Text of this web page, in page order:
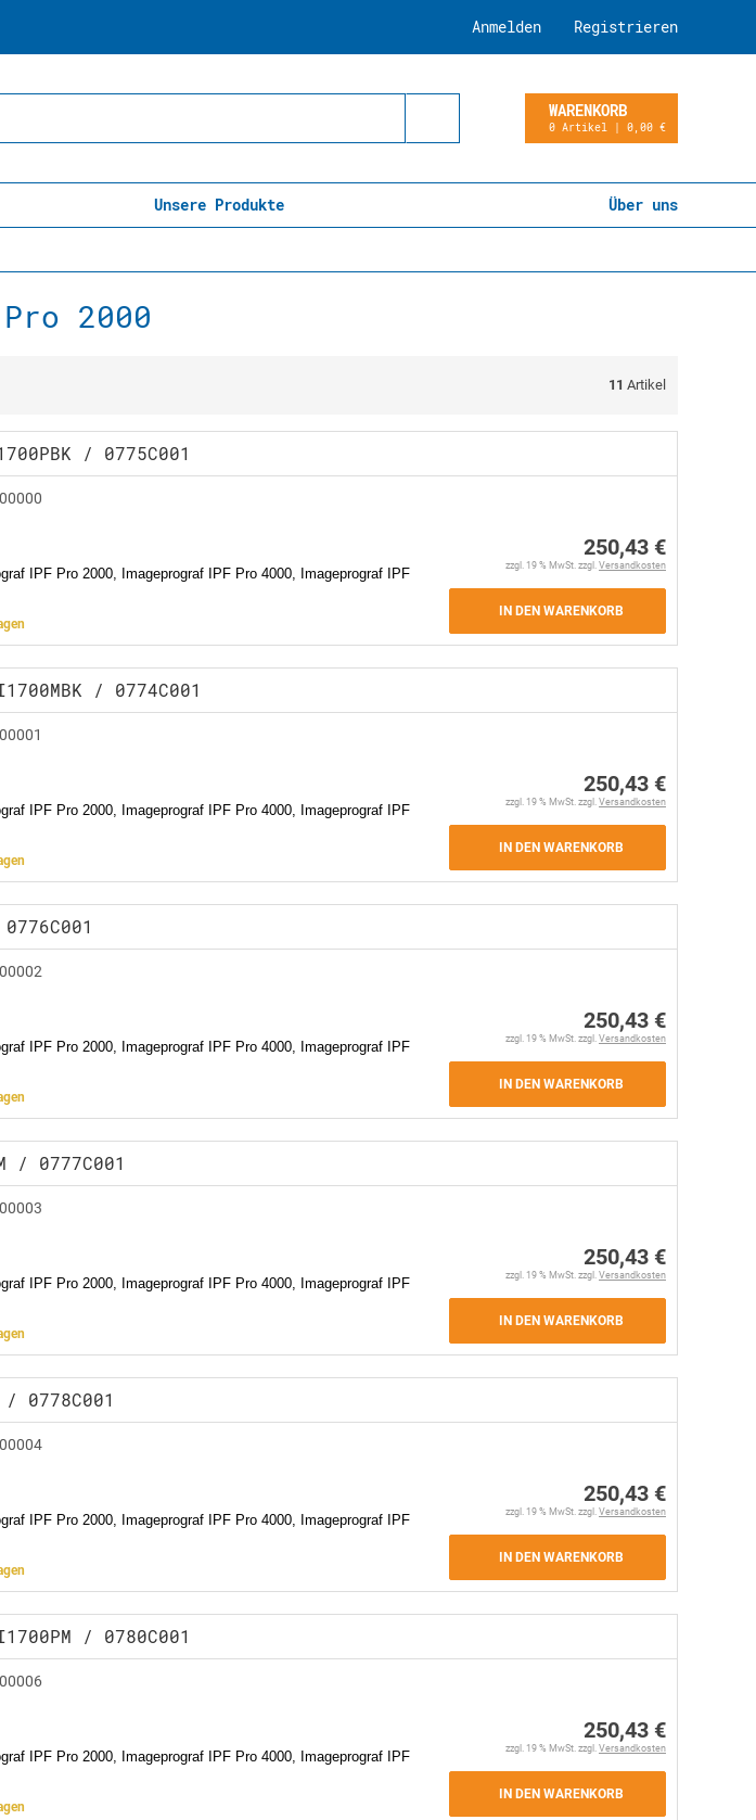
Registrieren
Anmelden
WARENKORB
0 Artikel | 0,00 €
Unsere Produkte Über uns
Pro 2000
11 Artikel
/ 0775C001
IPF Pro 2000, Imageprograf IPF Pro 4000, Imageprograf IPF
250,43 €
zzgl. 19 % MwSt. zzgl. Versandkosten
IN DEN WARENKORB
/ 0774C001
IPF Pro 2000, Imageprograf IPF Pro 4000, Imageprograf IPF
250,43 €
zzgl. 19 % MwSt. zzgl. Versandkosten
IN DEN WARENKORB
IPF Pro 2000, Imageprograf IPF Pro 4000, Imageprograf IPF
250,43 €
zzgl. 19 % MwSt. zzgl. Versandkosten
IN DEN WARENKORB
/ 0777C001
IPF Pro 2000, Imageprograf IPF Pro 4000, Imageprograf IPF
250,43 €
zzgl. 19 % MwSt. zzgl. Versandkosten
IN DEN WARENKORB
0778C001
IPF Pro 2000, Imageprograf IPF Pro 4000, Imageprograf IPF
250,43 €
zzgl. 19 % MwSt. zzgl. Versandkosten
IN DEN WARENKORB
/ 0780C001
IPF Pro 2000, Imageprograf IPF Pro 4000, Imageprograf IPF
250,43 €
zzgl. 19 % MwSt. zzgl. Versandkosten
IN DEN WARENKORB